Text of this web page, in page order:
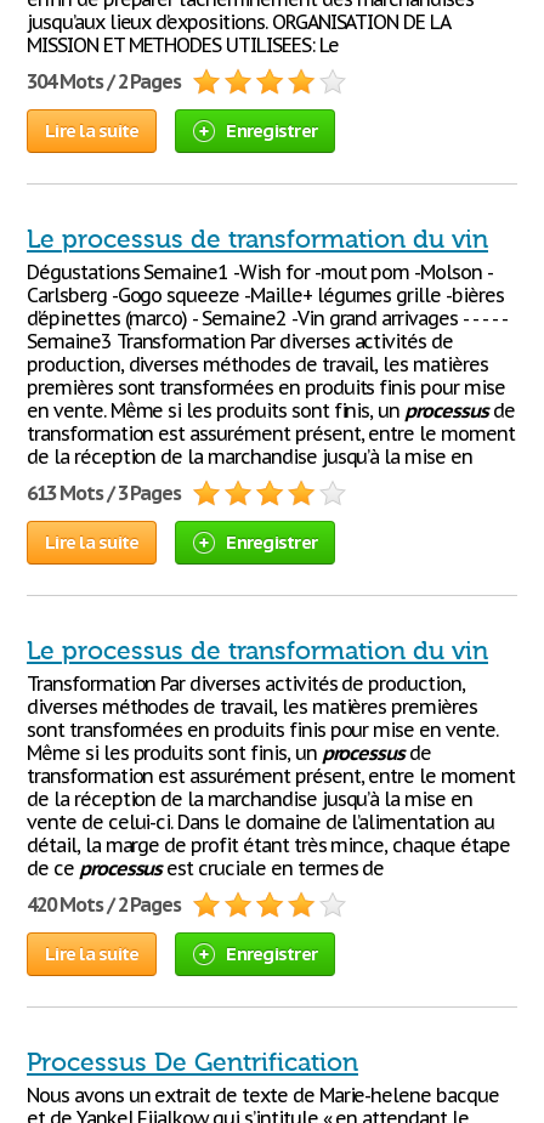
jusqu’aux lieux d’expositions. ORGANISATION DE LA
MISSION ET METHODES UTILISEES: Le
304 Mots / 2 Pages
Lire la suite Enregistrer
Le processus de transformation du vin
Dégustations Semaine1 -Wish for -mout pom -Molson -
Carlsberg -Gogo squeeze -Maille+ légumes grille -bières
d’épinettes (marco) - Semaine2 -Vin grand arrivages - - - - -
Semaine3 Transformation Par diverses activités de
production, diverses méthodes de travail, les matières
premières sont transformées en produits finis pour mise
en vente. Même si les produits sont finis, un processusde
transformation est assurément présent, entre le moment
de la réception de la marchandise jusqu’à la mise en
613 Mots / 3 Pages
Lire la suite Enregistrer
Le processus de transformation du vin
Transformation Par diverses activités de production,
diverses méthodes de travail, les matières premières
sont transformées en produits finis pour mise en vente.
Même si les produits sont finis, un processusde
transformation est assurément présent, entre le moment
de la réception de la marchandise jusqu’à la mise en
vente de celui-ci. Dans le domaine de l’alimentation au
détail, la marge de profit étant très mince, chaque étape
de ce processusest cruciale en termes de
420 Mots / 2 Pages
Lire la suite Enregistrer
Processus De Gentrification
Nous avons un extrait de texte de Marie-helene bacque
et de Yankel Fijalkow qui s’intitule « en attendant le